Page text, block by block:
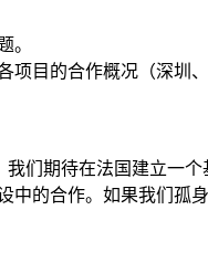
。
目的合作概况（深
们期待在法国建立一个
的合作。如果我们孤